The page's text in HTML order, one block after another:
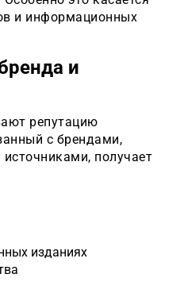
и информационных
и
репутацию
с брендами,
получает
изданиях